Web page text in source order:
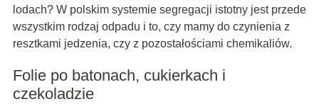
lodach? W polskim systemie segregacji istotny jest przede
wszystkim rodzaj odpadu i to, czy mamy do czynienia z
resztkami jedzenia, czy z pozostałościami chemikaliów.
Folie po batonach, cukierkach i
czekoladzie